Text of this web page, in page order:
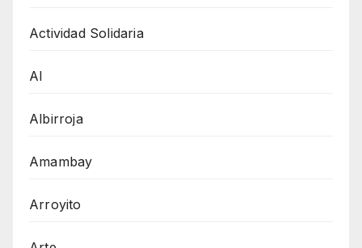
Actividad Solidaria
AI
Albirroja
Amambay
Arroyito